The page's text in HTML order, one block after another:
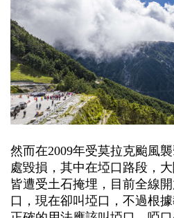
然而在2009年受莫拉克颱風
處毀損，其中在埡口路段，
皆遭受土石掩埋，目前全線
口，現在卻叫埡口，不過根